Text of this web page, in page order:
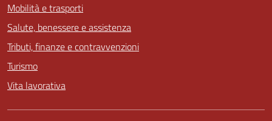
Mobilità e trasporti
Salute, benessere e assistenza
Tributi, finanze e contravvenzioni
Turismo
Vita lavorativa